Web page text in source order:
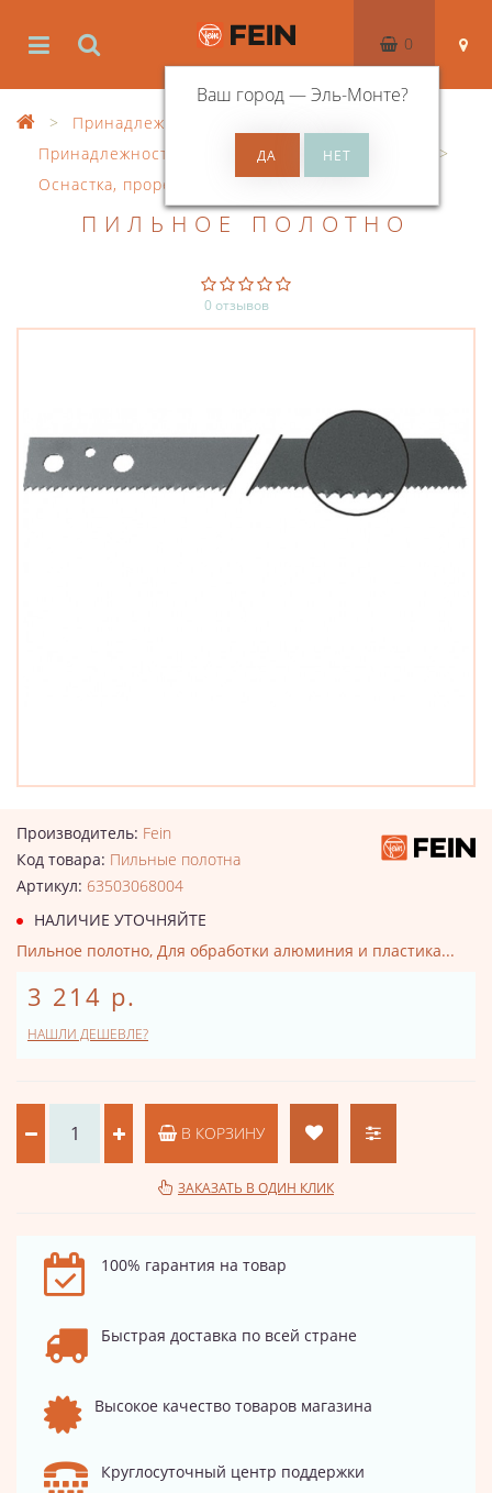
Ваш город —Эль-Монте?
0
Принадлежности
Принадлежности приборов для обработки труб
Оснастка, прорезн. пилы для труб
ПИЛЬНОЕ ПОЛОТНО
0 отзывов
Производитель: Fein
Код товара: Пильные полотна
Артикул: 63503068004
НАЛИЧИЕ УТОЧНЯЙТЕ
Пильное полотно, Для обработки алюминия и пластика...
3 214 р.
НАШЛИ ДЕШЕВЛЕ?
В КОРЗИНУ
ЗАКАЗАТЬ В ОДИН КЛИК
100% гарантия на товар
Быстрая доставка по всей стране
Высокое качество товаров магазина
Круглосуточный центр поддержки